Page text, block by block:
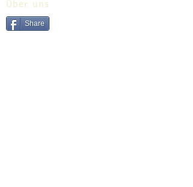
Über uns
Share